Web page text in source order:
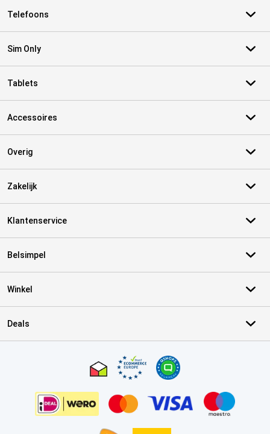
Telefoons
Sim Only
Tablets
Accessoires
Overig
Zakelijk
Klantenservice
Belsimpel
Winkel
Deals